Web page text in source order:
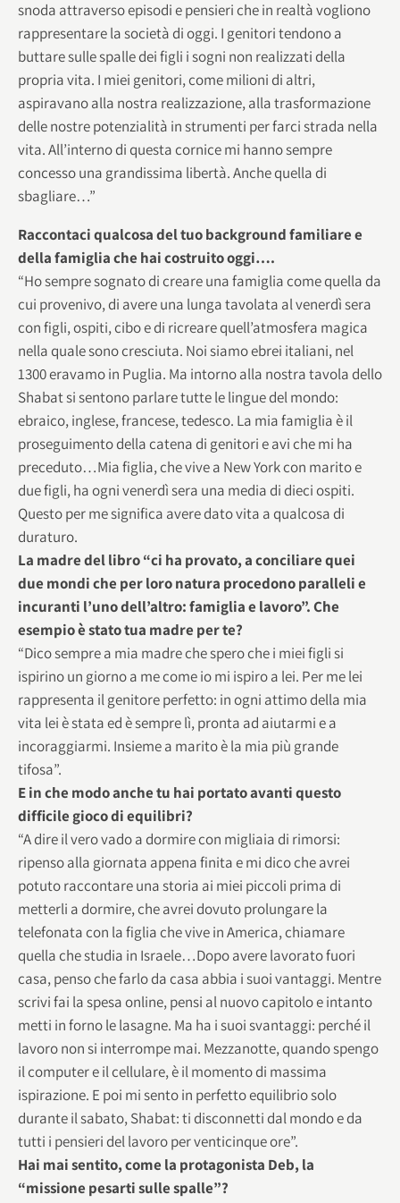
snoda attraverso episodi e pensieri che in realtà vogliono
rappresentare la società di oggi. I genitori tendono a
buttare sulle spalle dei figli i sogni non realizzati della
propria vita. I miei genitori, come milioni di altri,
aspiravano alla nostra realizzazione, alla trasformazione
delle nostre potenzialità in strumenti per farci strada nella
vita. All’interno di questa cornice mi hanno sempre
concesso una grandissima libertà. Anche quella di
sbagliare…”
Raccontaci qualcosa del tuo background familiare e
della famiglia che hai costruito oggi….
“Ho sempre sognato di creare una famiglia come quella da
cui provenivo, di avere una lunga tavolata al venerdì sera
con figli, ospiti, cibo e di ricreare quell’atmosfera magica
nella quale sono cresciuta. Noi siamo ebrei italiani, nel
1300 eravamo in Puglia. Ma intorno alla nostra tavola dello
Shabat si sentono parlare tutte le lingue del mondo:
ebraico, inglese, francese, tedesco. La mia famiglia è il
proseguimento della catena di genitori e avi che mi ha
preceduto…Mia figlia, che vive a New York con marito e
due figli, ha ogni venerdì sera una media di dieci ospiti.
Questo per me significa avere dato vita a qualcosa di
duraturo.
La madre del libro “ci ha provato, a conciliare quei
due mondi che per loro natura procedono paralleli e
incuranti l’uno dell’altro: famiglia e lavoro”. Che
esempio è stato tua madre per te?
“Dico sempre a mia madre che spero che i miei figli si
ispirino un giorno a me come io mi ispiro a lei. Per me lei
rappresenta il genitore perfetto: in ogni attimo della mia
vita lei è stata ed è sempre lì, pronta ad aiutarmi e a
incoraggiarmi. Insieme a marito è la mia più grande
tifosa”.
E in che modo anche tu hai portato avanti questo
difficile gioco di equilibri?
“A dire il vero vado a dormire con migliaia di rimorsi:
ripenso alla giornata appena finita e mi dico che avrei
potuto raccontare una storia ai miei piccoli prima di
metterli a dormire, che avrei dovuto prolungare la
telefonata con la figlia che vive in America, chiamare
quella che studia in Israele…Dopo avere lavorato fuori
casa, penso che farlo da casa abbia i suoi vantaggi. Mentre
scrivi fai la spesa online, pensi al nuovo capitolo e intanto
metti in forno le lasagne. Ma ha i suoi svantaggi: perché il
lavoro non si interrompe mai. Mezzanotte, quando spengo
il computer e il cellulare, è il momento di massima
ispirazione. E poi mi sento in perfetto equilibrio solo
durante il sabato, Shabat: ti disconnetti dal mondo e da
tutti i pensieri del lavoro per venticinque ore”.
Hai mai sentito, come la protagonista Deb, la
“missione pesarti sulle spalle”?